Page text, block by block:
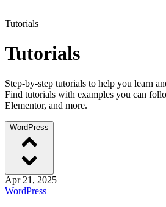
Tutorials
Tutorials
Step-by-step tutorials to help you learn
Find tutorials with examples you can
Elementor, and more.
WordPress
Apr 21, 2025
WordPress